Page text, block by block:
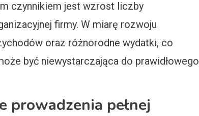
czynnikiem jest wzrost liczby
firmy. W miarę rozwoju
oraz różnorodne wydatki, co
być niewystarczająca do prawidłowego
prowadzenia pełnej